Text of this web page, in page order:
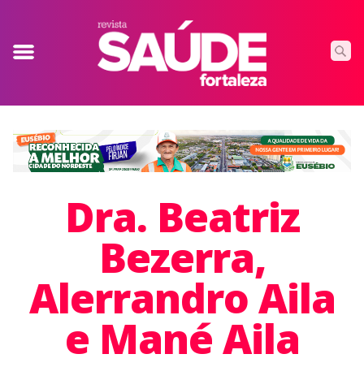
Dra. Beatriz
Bezerra,
Alerrandro Aila
e Mané Aila